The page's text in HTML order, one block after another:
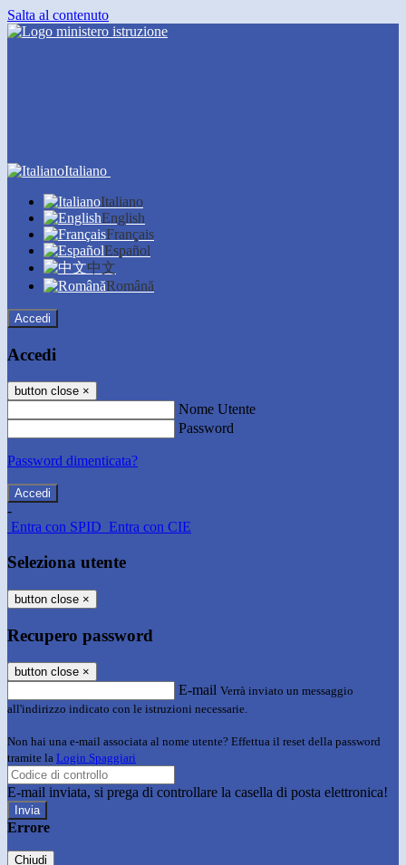
Salta al contenuto
Italiano
Italiano
English
Français
Español
中文
Română
Accedi
Accedi
button close ×
Nome Utente
Password
Password dimenticata?
-
Entra con SPID Entra con CIE
Seleziona utente
button close ×
Recupero password
button close ×
E-mail Verrà inviato un messaggio
all'indirizzo indicato con le istruzioni necessarie.
Non hai una e-mail associata al nome utente? Effettua il reset della password
tramite la Login Spaggiari
E-mail inviata, si prega di controllare la casella di posta elettronica!
Errore
Chiudi